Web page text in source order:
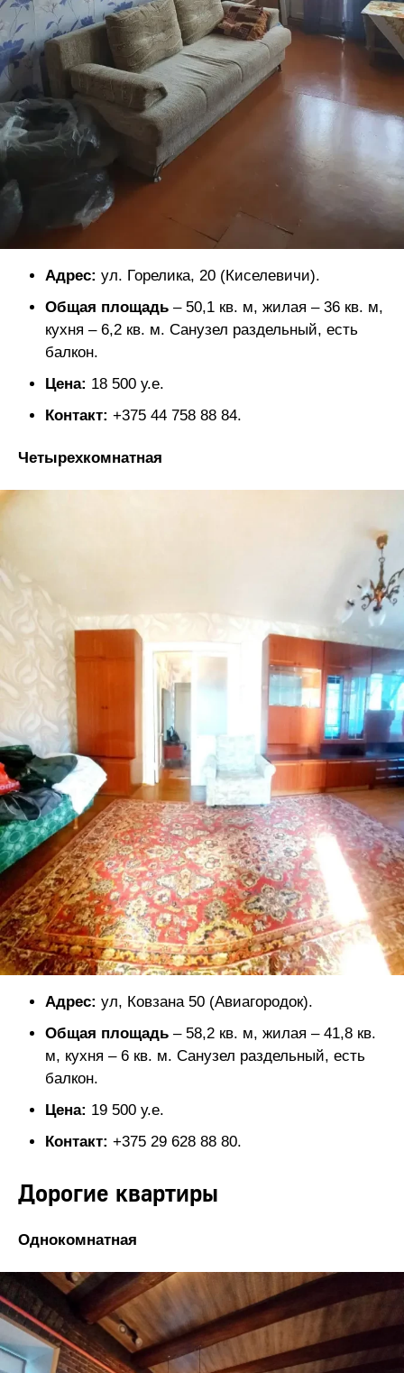
Адрес: ул. Горелика, 20 (Киселевичи).
Общая площадь – 50,1 кв. м, жилая – 36 кв. м,
кухня – 6,2 кв. м. Санузел раздельный, есть
балкон.
Цена: 18 500 у.е.
Контакт: +375 44 758 88 84.
Четырехкомнатная
Адрес: ул, Ковзана 50 (Авиагородок).
Общая площадь – 58,2 кв. м, жилая – 41,8 кв.
м, кухня – 6 кв. м. Санузел раздельный, есть
балкон.
Цена: 19 500 у.е.
Контакт: +375 29 628 88 80.
Дорогие квартиры
Однокомнатная